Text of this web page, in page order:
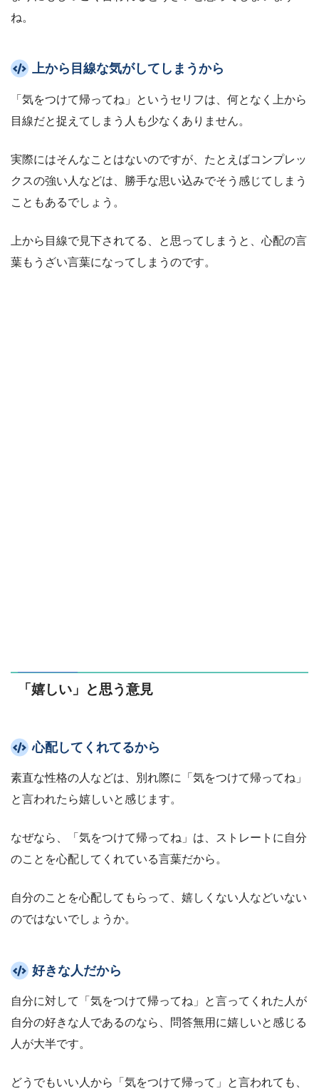
ね。
上から目線な気がしてしまうから
「気をつけて帰ってね」というセリフは、何となく上から
目線だと捉えてしまう人も少なくありません。
実際にはそんなことはないのですが、たとえばコンプレッ
クスの強い人などは、勝手な思い込みでそう感じてしまう
こともあるでしょう。
上から目線で見下されてる、と思ってしまうと、心配の言
葉もうざい言葉になってしまうのです。
「嬉しい」と思う意見
心配してくれてるから
素直な性格の人などは、別れ際に「気をつけて帰ってね」
と言われたら嬉しいと感じます。
なぜなら、「気をつけて帰ってね」は、ストレートに自分
のことを心配してくれている言葉だから。
自分のことを心配してもらって、嬉しくない人などいない
のではないでしょうか。
好きな人だから
自分に対して「気をつけて帰ってね」と言ってくれた人が
自分の好きな人であるのなら、問答無用に嬉しいと感じる
人が大半です。
どうでもいい人から「気をつけて帰って」と言われても、